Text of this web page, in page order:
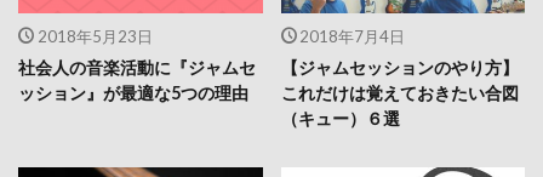
2018年5月23日
社会人の音楽活動に『ジャムセ
ッション』が最適な5つの理由
2018年7月4日
【ジャムセッションのやり方】
これだけは覚えておきたい合図
（キュー）６選